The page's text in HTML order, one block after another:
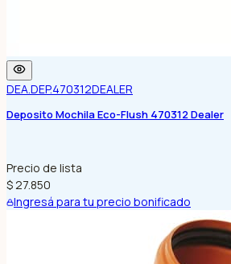
DEA.DEP.470312DEALER
Deposito Mochila Eco-Flush 470312 Dealer
Precio de lista
$ 27.850
Ingresá para tu precio bonificado